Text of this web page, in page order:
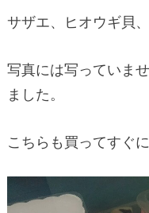
サザエ、ヒオウギ貝
写真には写っていま
ました。
こちらも買ってすぐ